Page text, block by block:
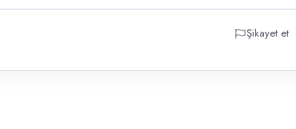
Şikayet et